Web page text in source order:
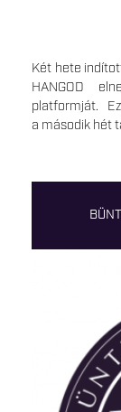
Két hete
HANGOD
platformját.
a második hét